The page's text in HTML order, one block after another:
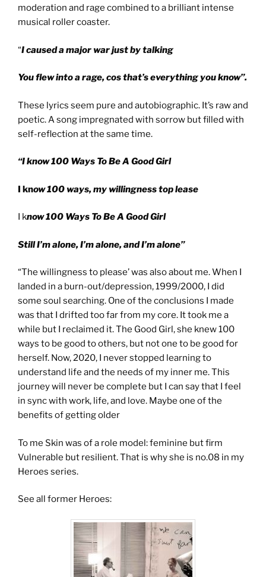
moderation and rage combined to a brilliant intense
musical roller coaster.
“I caused a major war just by talking
You flew into a rage, cos that’s everything you know”.
These lyrics seem pure and autobiographic. It’s raw and
poetic. A song impregnated with sorrow but filled with
self-reflection at the same time.
“I know 100 Ways To Be A Good Girl
I know 100 ways, my willingness top lease
I know 100 Ways To Be A Good Girl
Still I’m alone, I’m alone, and I’m alone”
“The willingness to please’ was also about me. When I
landed in a burn-out/depression, 1999/2000, I did
some soul searching. One of the conclusions I made
was that I drifted too far from my core. It took me a
while but I reclaimed it. The Good Girl, she knew 100
ways to be good to others, but not one to be good for
herself. Now, 2020, I never stopped learning to
understand life and the needs of my inner me. This
journey will never be complete but I can say that I feel
in sync with work, life, and love. Maybe one of the
benefits of getting older
To me Skin was of a role model: feminine but firm
Vulnerable but resilient. That is why she is no.08 in my
Heroes series.
See all former Heroes: